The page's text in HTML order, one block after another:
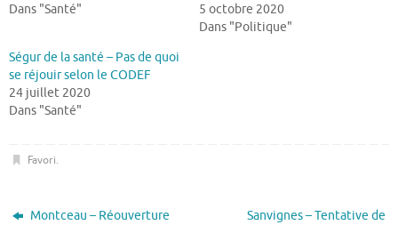
Dans "Santé"
5 octobre 2020
Dans "Politique"
Ségur de la santé – Pas de quoi
se réjouir selon le CODEF
24 juillet 2020
Dans "Santé"
Favori.
Montceau – Réouverture
Sanvignes – Tentative de